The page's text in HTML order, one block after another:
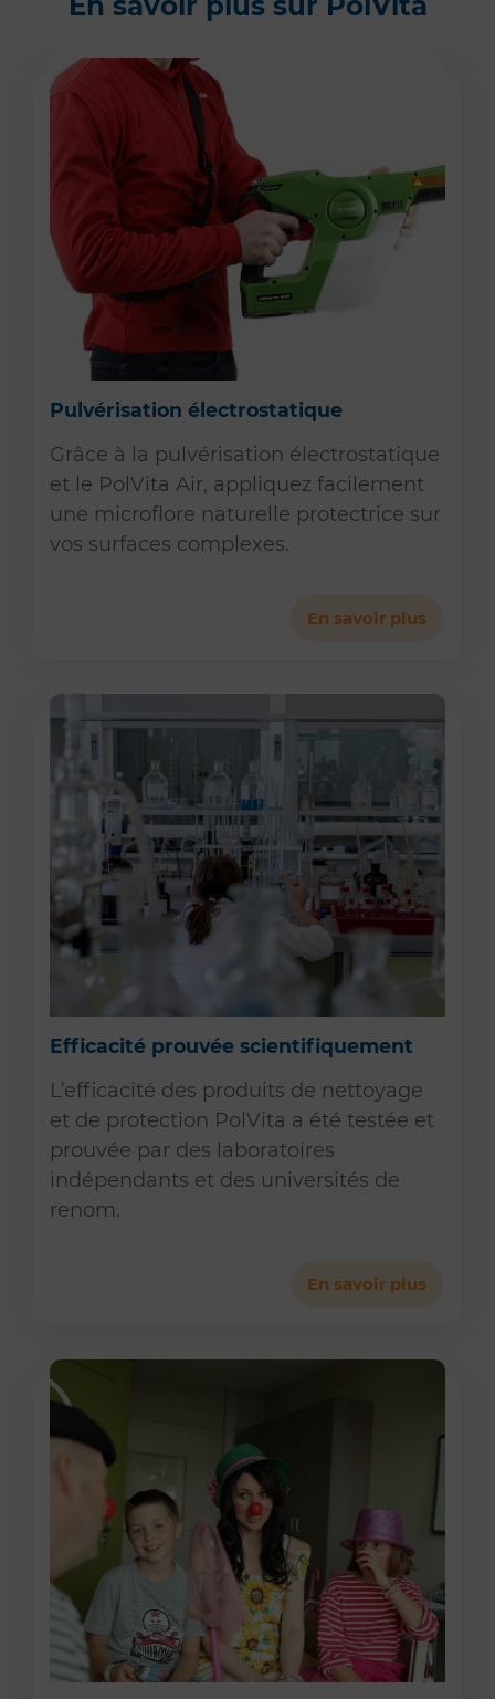
Pulvérisation électrostatique
Grâce à la pulvérisation électrostatique
et le PolVita Air, appliquez facilement
une microflore naturelle protectrice sur
vos surfaces complexes.
En savoir plus
Efficacité prouvée scientifiquement
L’efficacité des produits de nettoyage
et de protection PolVita a été testée et
prouvée par des laboratoires
indépendants et des universités de
renom.
En savoir plus